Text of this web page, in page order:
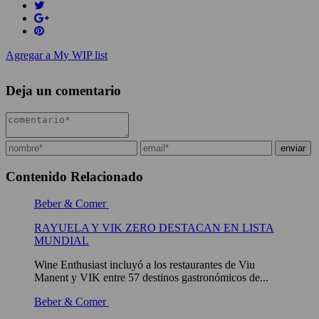
Agregar a My WIP list
Deja un comentario
Contenido Relacionado
Beber & Comer
RAYUELA Y VIK ZERO DESTACAN EN LISTA
MUNDIAL
Wine Enthusiast incluyó a los restaurantes de Viu
Manent y VIK entre 57 destinos gastronómicos de...
Beber & Comer